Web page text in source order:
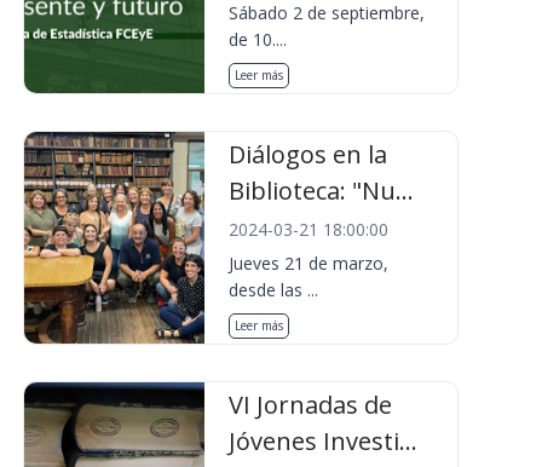
Sábado 2 de septiembre,
de 10....
Leer más
Diálogos en la
Biblioteca: "Nu...
2024-03-21 18:00:00
Jueves 21 de marzo,
desde las ...
Leer más
VI Jornadas de
Jóvenes Investi...